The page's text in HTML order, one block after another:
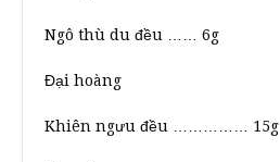
Ngô thù du đều …… 6g
Đại hoàng
Khiên ngưu đều …………… 15g